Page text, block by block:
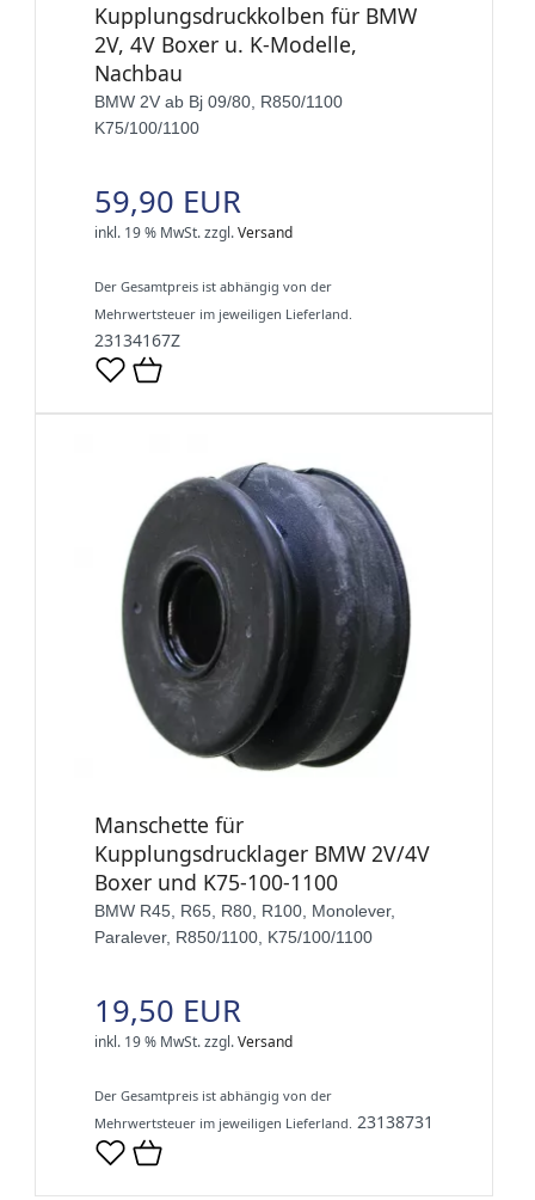
Kupplungsdruckkolben für BMW
2V, 4V Boxer u. K-Modelle,
Nachbau
BMW 2V ab Bj 09/80, R850/1100
K75/100/1100
59,90 EUR
inkl. 19 % MwSt.zzgl.Versand
Der Gesamtpreis ist abhängig von der
Mehrwertsteuer im jeweiligen Lieferland.
23134167Z
Manschette für
Kupplungsdrucklager BMW 2V/4V
Boxer und K75-100-1100
BMW R45, R65, R80, R100, Monolever,
Paralever, R850/1100, K75/100/1100
19,50 EUR
inkl. 19 % MwSt.zzgl.Versand
Der Gesamtpreis ist abhängig von der
Mehrwertsteuer im jeweiligen Lieferland. 23138731